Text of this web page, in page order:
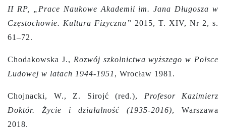
II RP, „Prace Naukowe Akademii im. Jana Długosza w
Częstochowie. Kultura Fizyczna” 2015, T. XIV, Nr 2, s.
61–72.
Chodakowska J., Rozwój szkolnictwa wyższego w Polsce
Ludowej w latach 1944-1951 , Wrocław 1981.
Chojnacki, W., Z. Sirojć (red.), Profesor Kazimierz
Doktór. Życie i działalność (1935-2016), Warszawa
2018.